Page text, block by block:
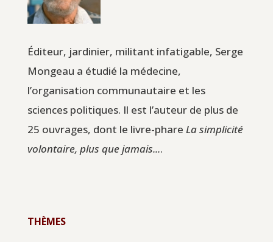
Éditeur, jardinier, militant infatigable, Serge
Mongeau a étudié la médecine,
l’organisation communautaire et les
sciences politiques. Il est l’auteur de plus de
25 ouvrages, dont le livre-phare La simplicité
volontaire, plus que jamais....
THÈMES